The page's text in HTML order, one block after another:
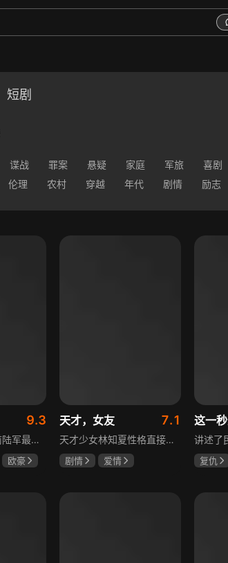
短剧
谍战 罪案 悬疑 家庭 军旅 喜剧
伦理 农村 穿越 年代 剧情 励志
9.3
本剧通过描述当前陆军最具新型作战特色的特战、空突、侦察、信息等代表性兵种的官兵练兵备战，在历次实战演习中磨砺意志技能、逐渐形成新质作战能力等故事，反映了某集团军党委坚决落实习主席新时代强军思想，着眼打造一流陆军，谋划转型，大力推进战斗力建设的历史担当，浓缩了陆军官兵改革面前备战打仗矢志强军的铁血追求、展现了新时代陆军官兵积极投身军队转型的全新风貌，是一部融合备战打仗、青春成长励志、英雄主义传承，同时将军人荣誉、使命、爱情熔为一炉的军事题材正能量大剧。
欧豪
天才，女友 7.1
天才少女林知夏性格直接、不善交际，从小没有好友。考入省一中后，她因解题比拼与性格阳光的学霸江逾白相识并成为同桌。作为社交达人的江逾白帮林知夏融入集体交到汤婷婷、段启言、沈负暄、金百慧等朋友，林知夏为表达感谢帮他补习功课，两人渐渐从竞争走向互助，最终成为最好的朋友。俩人还一同解决同学被骗、一起参加社团活动与省数学竞赛，在这个过程中，江逾白对林知夏感情渐深，但只把爱意埋在心里。林知夏被保送复旦后，江逾白准备在毕业之旅对她告白，却因母亲卷入诈骗案而遗憾离开，俩人最终能否冲破阻碍走到一起
剧情
爱情
这一
复仇